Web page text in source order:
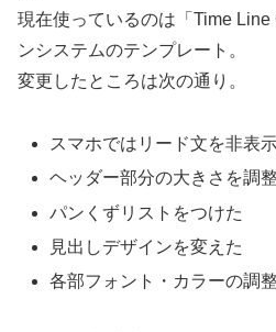
現在使っているのは「Time Line
ンシステムのテンプレート。
変更したところは次の通り。
スマホではリード文を非表
ヘッダー部分の大きさを調
パンくずリストをつけた
見出しデザインを変えた
各部フォント・カラーの調